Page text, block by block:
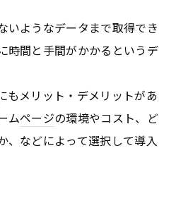
いようなデータまで取得でき
時間と手間がかかるというデ
もメリット・デメリットがあ
ムページの環境やコスト、ど
、などによって選択して導入